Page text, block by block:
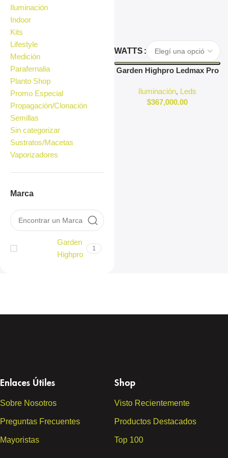
Iluminación
Indoor
Kits
Lifestyle
Medición
Parafernalia
Planto Shop
Promo Especial
Propagación/Clonación
Semillas
Sin categorizar
Sustratos/Macetas
Vaporizadores
Marca
Garden
Highpro
1
WATTS
Garden Highpro Ledmax Pro
Iluminación, Leds
$367,000.00
Enlaces Útiles
Sobre Nosotros
Preguntas Frecuentes
Mayoristas
Shop
Visto Recientemente
Productos Destacados
Top 100